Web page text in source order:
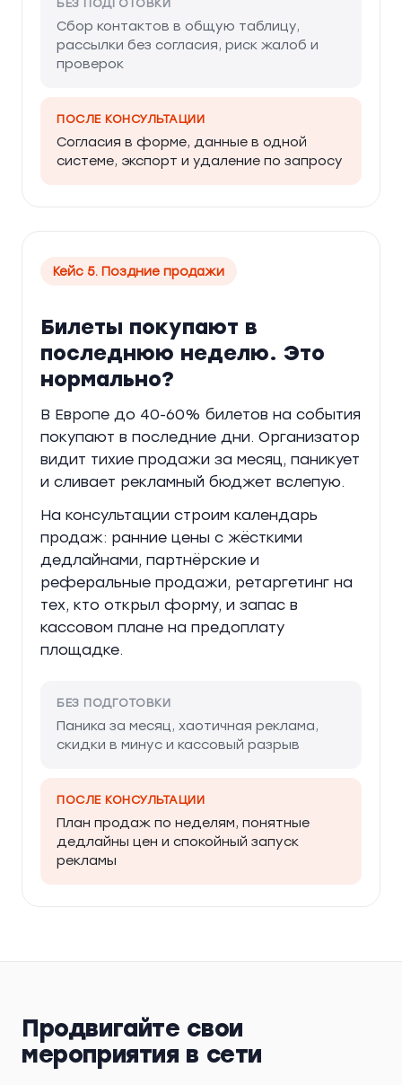
БЕЗ ПОДГОТОВКИ
Сбор контактов в общую таблицу,
рассылки без согласия, риск жалоб и
проверок
ПОСЛЕ КОНСУЛЬТАЦИИ
Согласия в форме, данные в одной
системе, экспорт и удаление по запросу
Кейс 5. Поздние продажи
Билеты покупают в
последнюю неделю. Это
нормально?
В Европе до 40-60% билетов на события
покупают в последние дни. Организатор
видит тихие продажи за месяц, паникует
и сливает рекламный бюджет вслепую.
На консультации строим календарь
продаж: ранние цены с жёсткими
дедлайнами, партнёрские и
реферальные продажи, ретаргетинг на
тех, кто открыл форму, и запас в
кассовом плане на предоплату
площадке.
БЕЗ ПОДГОТОВКИ
Паника за месяц, хаотичная реклама,
скидки в минус и кассовый разрыв
ПОСЛЕ КОНСУЛЬТАЦИИ
План продаж по неделям, понятные
дедлайны цен и спокойный запуск
рекламы
Продвигайте свои
мероприятия в сети